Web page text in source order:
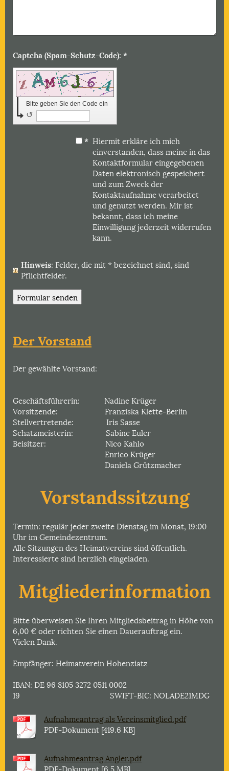
Captcha (Spam-Schutz-Code): *
Bitte geben Sie den Code ein
↺
* Hiermit erkläre ich mich
einverstanden, dass meine in das
Kontaktformular eingegebenen
Daten elektronisch gespeichert
und zum Zweck der
Kontaktaufnahme verarbeitet
und genutzt werden. Mir ist
bekannt, dass ich meine
Einwilligung jederzeit widerrufen
kann.
Hinweis : Felder, die mit *bezeichnet sind, sind
Pflichtfelder.
Der Vorstand
Der gewählte Vorstand:
Geschäftsführerin: Nadine Krüger
Vorsitzende: Franziska Klette-Berlin
Stellvertretende: Iris Sasse
Schatzmeisterin: Sabine Euler
Beisitzer: Nico Kahlo
Enrico Krüger
Daniela Grützmacher
Vorstandssitzung
Termin: regulär jeder zweite Dienstag im Monat, 19:00
Uhr im Gemeindezentrum.
Alle Sitzungen des Heimatvereins sind öffentlich.
Interessierte sind herzlich eingeladen.
Mitgliederinformation
Bitte überweisen Sie Ihren Mitgliedsbeitrag in Höhe von
6,00 € oder richten Sie einen Dauerauftrag ein.
Vielen Dank.
Empfänger: Heimatverein Hohenziatz
IBAN: DE 96 8105 3272 0511 0002
19 SWIFT-BIC: NOLADE21MDG
Aufnahmeantrag als Vereinsmitglied.pdf
PDF-Dokument [419.6 KB]
Aufnahmeantrag Angler.pdf
PDF-Dokument [6.5 MB]